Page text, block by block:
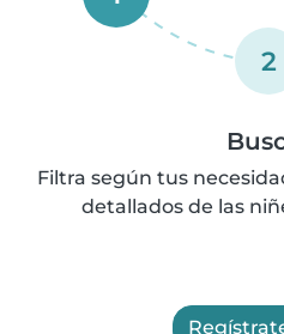
2
Filtra según tus
detallados de las